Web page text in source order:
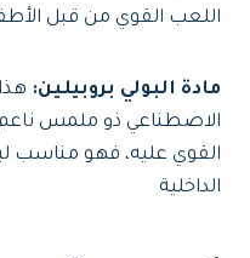
اللعب القوي من قبل
مادة البولي بروبيلين:
الاصطناعي ذو ملمس
القوي عليه، فهو مناسب
الداخلية